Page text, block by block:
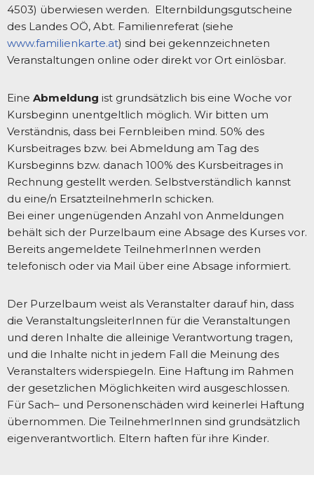
4503) überwiesen werden. Elternbildungsgutscheine
des Landes OÖ, Abt. Familienreferat (siehe
www.familienkarte.at) sind bei gekennzeichneten
Veranstaltungen online oder direkt vor Ort einlösbar.
Eine Abmeldung ist grundsätzlich bis eine Woche vor
Kursbeginn unentgeltlich möglich. Wir bitten um
Verständnis, dass bei Fernbleiben mind. 50% des
Kursbeitrages bzw. bei Abmeldung am Tag des
Kursbeginns bzw. danach 100% des Kursbeitrages in
Rechnung gestellt werden. Selbstverständlich kannst
du eine/n ErsatzteilnehmerIn schicken.
Bei einer ungenügenden Anzahl von Anmeldungen
behält sich der Purzelbaum eine Absage des Kurses vor.
Bereits angemeldete TeilnehmerInnen werden
telefonisch oder via Mail über eine Absage informiert.
Der Purzelbaum weist als Veranstalter darauf hin, dass
die VeranstaltungsleiterInnen für die Veranstaltungen
und deren Inhalte die alleinige Verantwortung tragen,
und die Inhalte nicht in jedem Fall die Meinung des
Veranstalters widerspiegeln. Eine Haftung im Rahmen
der gesetzlichen Möglichkeiten wird ausgeschlossen.
Für Sach– und Personenschäden wird keinerlei Haftung
übernommen. Die TeilnehmerInnen sind grundsätzlich
eigenverantwortlich. Eltern haften für ihre Kinder.